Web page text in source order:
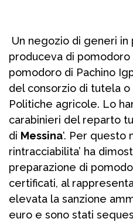
Un negozio di generi in
produceva di
pomodoro di Pachino
del consorzio di tutela
Politiche agricole. Lo
carabinieri del reparto
di Messina‘. Per questo
rintracciabilita’ ha
preparazione di
certificati, al
elevata la sanzione
euro e sono stati